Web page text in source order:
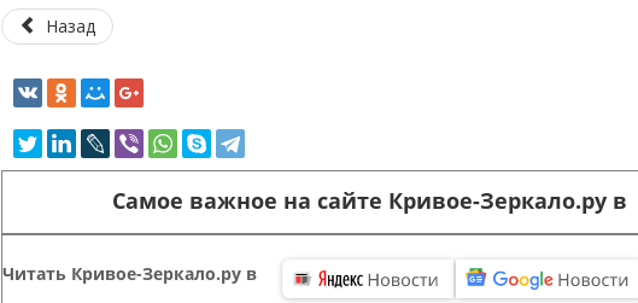
Назад
Самое важное на сайте Кривое-Зеркало.ру в
Читать Кривое-Зеркало.ру в